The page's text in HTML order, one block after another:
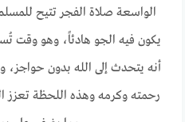
الواسعة صلاة الفجر تتيح
يكون فيه الجو هادئاً، وهو وقت
أنه يتحدث إلى الله بدون
رحمته وكرمه وهذه اللحظة تعزز